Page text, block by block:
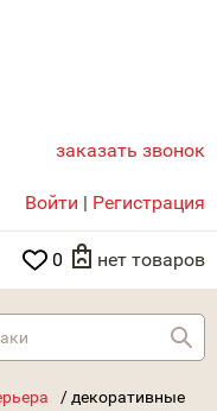
заказать звонок
Войти | Регистрация
0 нет товаров
/ декоративные